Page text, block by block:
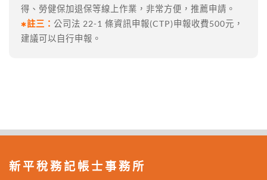
得、勞健保加退保等線上作業，非常方便，推薦申請。
✱註三： 公司法 22-1 條資訊申報(CTP)申報收費500元，
建議可以自行申報。
新平稅務記帳士事務所